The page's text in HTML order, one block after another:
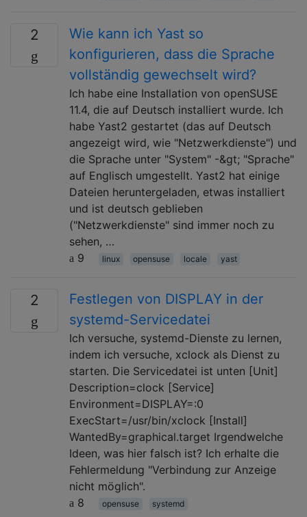
2
Wie kann ich Yast so
konfigurieren, dass die Sprache
vollständig gewechselt wird?
Ich habe eine Installation von openSUSE
11.4, die auf Deutsch installiert wurde. Ich
habe Yast2 gestartet (das auf Deutsch
angezeigt wird, wie "Netzwerkdienste") und
die Sprache unter "System" -&gt; "Sprache"
auf Englisch umgestellt. Yast2 hat einige
Dateien heruntergeladen, etwas installiert
und ist deutsch geblieben
("Netzwerkdienste" sind immer noch zu
sehen, …
9
linux opensuse locale yast
2
Festlegen von DISPLAY in der
systemd-Servicedatei
Ich versuche, systemd-Dienste zu lernen,
indem ich versuche, xclock als Dienst zu
starten. Die Servicedatei ist unten [Unit]
Description=clock [Service]
Environment=DISPLAY=:0
ExecStart=/usr/bin/xclock [Install]
WantedBy=graphical.target Irgendwelche
Ideen, was hier falsch ist? Ich erhalte die
Fehlermeldung "Verbindung zur Anzeige
nicht möglich".
8
opensuse systemd